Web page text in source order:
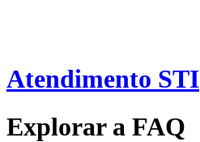
Atendimento STI
Explorar a FAQ